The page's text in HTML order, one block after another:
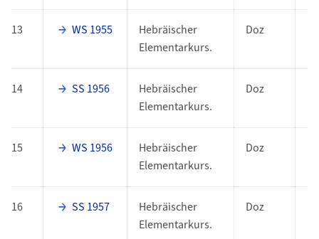
13 WS 1955
Hebräischer
Elementarkurs.
Doz
14 SS 1956
Hebräischer
Elementarkurs.
Doz
15 WS 1956
Hebräischer
Elementarkurs.
Doz
16 SS 1957
Hebräischer
Elementarkurs.
Doz